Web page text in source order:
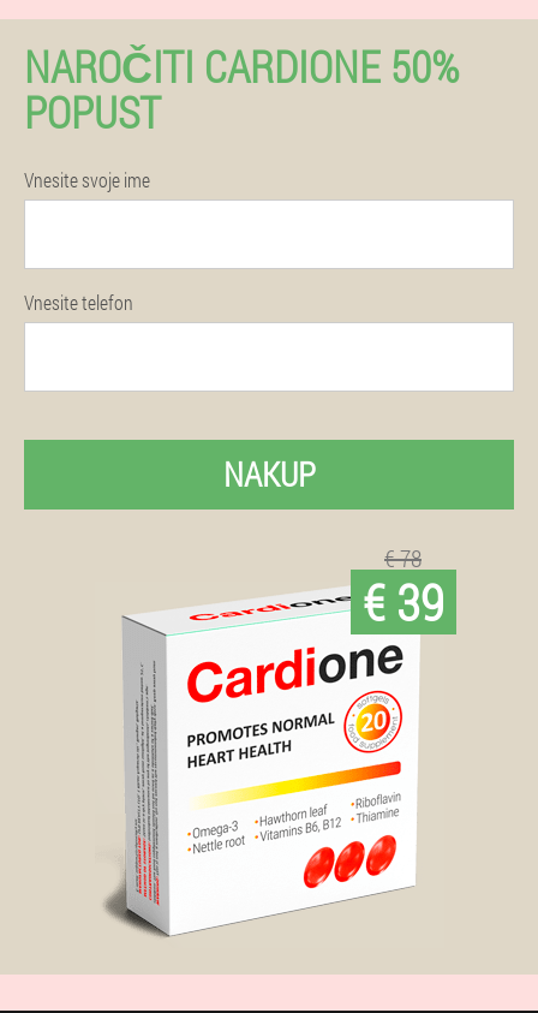
NAROČITI CARDIONE 50%
POPUST
Vnesite svoje ime
Vnesite telefon
NAKUP
€ 78
€ 39